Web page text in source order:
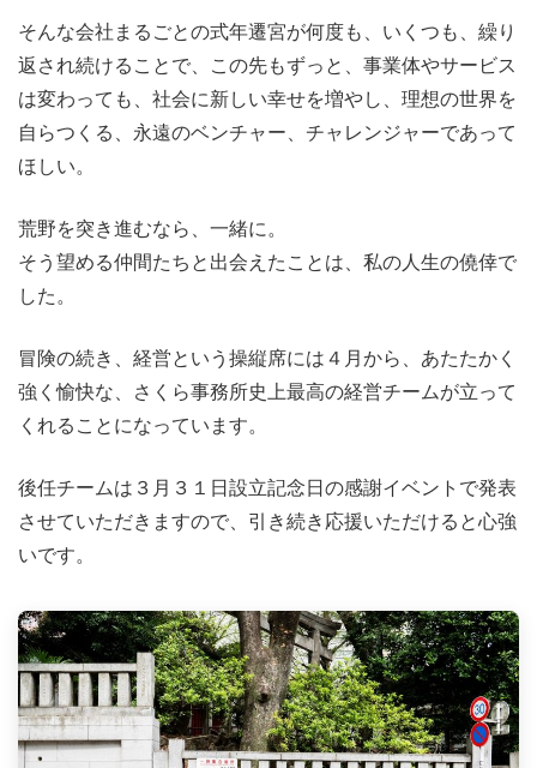
そんな会社まるごとの式年遷宮が何度も、いくつも、繰り
返され続けることで、この先もずっと、事業体やサービス
は変わっても、社会に新しい幸せを増やし、理想の世界を
自らつくる、永遠のベンチャー、チャレンジャーであって
ほしい。
荒野を突き進むなら、一緒に。
そう望める仲間たちと出会えたことは、私の人生の僥倖で
した。
冒険の続き、経営という操縦席には４月から、あたたかく
強く愉快な、さくら事務所史上最高の経営チームが立って
くれることになっています。
後任チームは３月３１日設立記念日の感謝イベントで発表
させていただきますので、引き続き応援いただけると心強
いです。